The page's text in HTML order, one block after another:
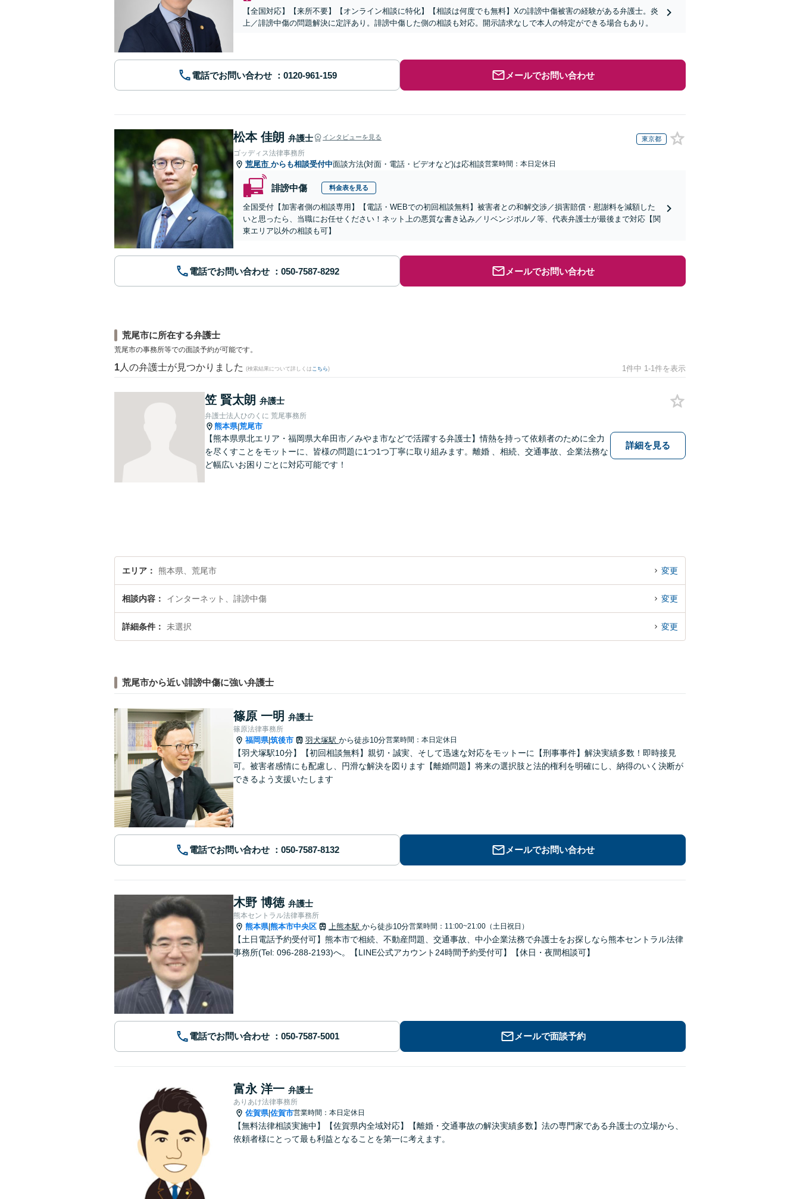
【全国対応】【来所不要】【オンライン相談に特化】【相談は何度でも無料】Xの誹謗中傷被害の経験がある弁護士。炎
上／誹謗中傷の問題解決に定評あり。誹謗中傷した側の相談も対応。開示請求なしで本人の特定ができる場合もあり。
電話でお問い合わせ メールでお問い合わせ
松本 佳朗 弁護士 インタビューを見る 東京都
ゴッディス法律事務所
荒尾市 からも相談受付中面談方法(対面・電話・ビデオなど)は応相談営業時間：本日定休日
誹謗中傷 料金表を見る
全国受付【加害者側の相談専用】【電話・WEBでの初回相談無料】被害者との和解交渉／損害賠償・慰謝料を減額した
いと思ったら、当職にお任せください！ネット上の悪質な書き込み／リベンジポルノ等、代表弁護士が最後まで対応【関
東エリア以外の相談も可】
電話でお問い合わせ メールでお問い合わせ
荒尾市に所在する弁護士
荒尾市の事務所等での面談予約が可能です。
1 人の弁護士が見つかりました (検索結果について詳しくは こちら) 1件中 1-1件を表示
笠 賢太朗 弁護士
弁護士法人ひのくに 荒尾事務所
熊本県|荒尾市
【熊本県県北エリア・福岡県大牟田市／みやま市などで活躍する弁護士】情熱を持って依頼者のために全力
を尽くすことをモットーに、皆様の問題に1つ1つ丁寧に取り組みます。離婚 、相続、交通事故、企業法務な
ど幅広いお困りごとに対応可能です！
詳細を見る
エリア 熊本県、荒尾市 変更
相談内容 インターネット、誹謗中傷 変更
詳細条件 未選択 変更
荒尾市から近い誹謗中傷に強い弁護士
篠原 一明 弁護士
篠原法律事務所
福岡県|筑後市 羽犬塚駅 から徒歩10分営業時間：本日定休日
【羽犬塚駅10分】【初回相談無料】親切・誠実、そして迅速な対応をモットーに【刑事事件】解決実績多数！即時接見
可。被害者感情にも配慮し、円滑な解決を図ります【離婚問題】将来の選択肢と法的権利を明確にし、納得のいく決断が
できるよう支援いたします
電話でお問い合わせ メールでお問い合わせ
木野 博徳 弁護士
熊本セントラル法律事務所
熊本県|熊本市中央区 上熊本駅 から徒歩10分営業時間：11:00~21:00（土日祝日）
【土日電話予約受付可】熊本市で相続、不動産問題、交通事故、中小企業法務で弁護士をお探しなら熊本セントラル法律
事務所(Tel: 096-288-2193)へ。【LINE公式アカウント24時間予約受付可】【休日・夜間相談可】
電話でお問い合わせ メールで面談予約
富永 洋一 弁護士
ありあけ法律事務所
佐賀県|佐賀市営業時間：本日定休日
【無料法律相談実施中】【佐賀県内全域対応】【離婚・交通事故の解決実績多数】法の専門家である弁護士の立場から、
依頼者様にとって最も利益となることを第一に考えます。